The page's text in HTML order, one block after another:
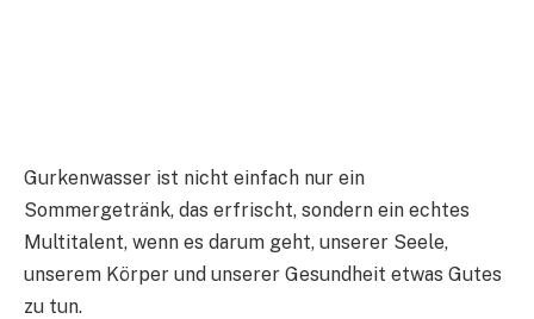
Gurkenwasser ist nicht einfach nur ein
Sommergetränk, das erfrischt, sondern ein echtes
Multitalent, wenn es darum geht, unserer Seele,
unserem Körper und unserer Gesundheit etwas Gutes
zu tun.